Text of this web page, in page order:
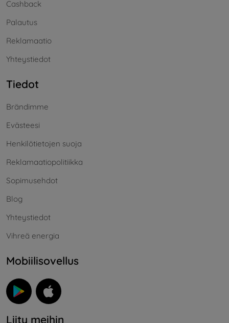
Cashback
Palautus
Reklamaatio
Yhteystiedot
Tiedot
Brändimme
Evästeesi
Henkilötietojen suoja
Reklamaatiopolitiikka
Sopimusehdot
Blog
Yhteystiedot
Vihreä energia
Mobiilisovellus
Liity meihin